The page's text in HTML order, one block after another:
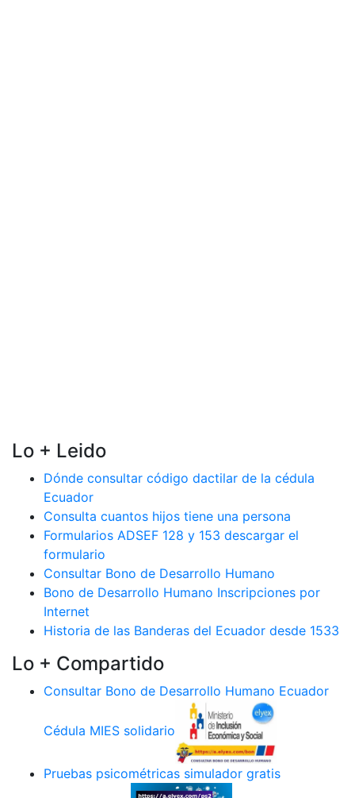
Lo + Leido
Dónde consultar código dactilar de la cédula
Ecuador
Consulta cuantos hijos tiene una persona
Formularios ADSEF 128 y 153 descargar el
formulario
Consultar Bono de Desarrollo Humano
Bono de Desarrollo Humano Inscripciones por
Internet
Historia de las Banderas del Ecuador desde 1533
Lo + Compartido
Consultar Bono de Desarrollo Humano Ecuador
Cédula MIES solidario
Pruebas psicométricas simulador gratis